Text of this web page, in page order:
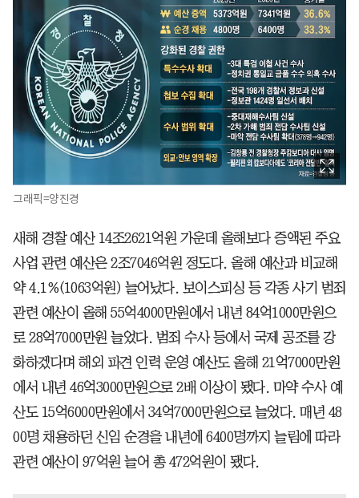
그래픽=양진경
새해 경찰 예산 14조2621억원 가운데 올해보다 증액된 주요
사업 관련 예산은 2조7046억원 정도다. 올해 예산과 비교해
약 4.1%(1063억원) 늘어났다. 보이스피싱 등 각종 사기 범죄
관련 예산이 올해 55억4000만원에서 내년 84억1000만원으
로 28억7000만원 늘었다. 범죄 수사 등에서 국제 공조를 강
화하겠다며 해외 파견 인력 운영 예산도 올해 21억7000만원
에서 내년 46억3000만원으로 2배 이상이 됐다. 마약 수사 예
산도 15억6000만원에서 34억7000만원으로 늘었다. 매년 48
00명 채용하던 신임 순경을 내년에 6400명까지 늘림에 따라
관련 예산이 97억원 늘어 총 472억원이 됐다.